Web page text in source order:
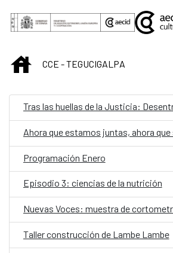
Saltar al contenido principal
INICIOCCE - TEGUCIGALPA
Ahora que estamos juntas, ahora que
Programación Enero
Episodio 3: ciencias de la nutrición
Taller construcción de Lambe Lambe